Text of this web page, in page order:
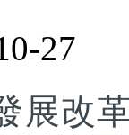
27
展改